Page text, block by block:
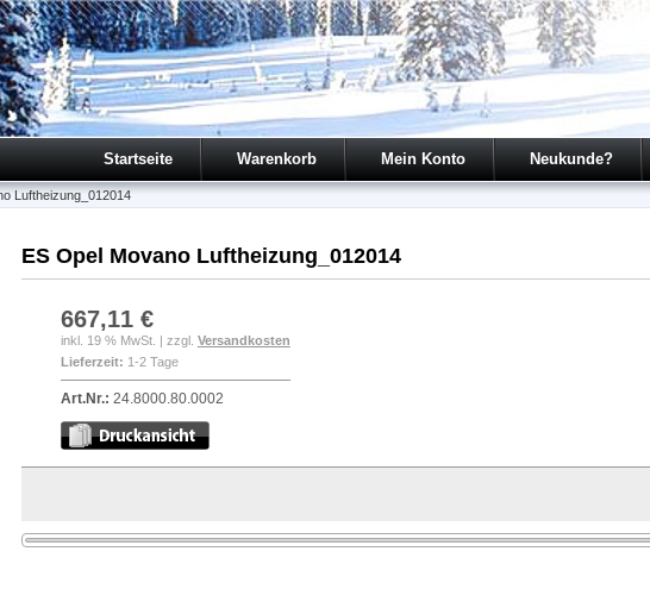
Startseite Warenkorb Mein Konto Neukunde?
Luftheizung_012014
ES Opel Movano Luftheizung_012014
667,11 €
inkl. 19 % MwSt. | zzgl. Versandkosten
Lieferzeit: 1-2 Tage
Art.Nr.: 24.8000.80.0002